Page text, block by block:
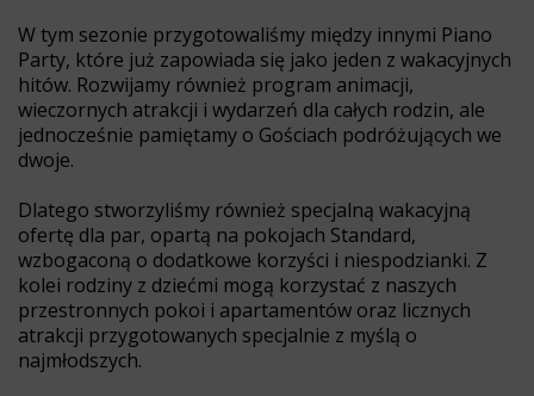
W tym sezonie przygotowaliśmy między innymi Piano
Party, które już zapowiada się jako jeden z wakacyjnych
hitów. Rozwijamy również program animacji,
wieczornych atrakcji i wydarzeń dla całych rodzin, ale
jednocześnie pamiętamy o Gościach podróżujących we
dwoje.
Dlatego stworzyliśmy również specjalną wakacyjną
ofertę dla par, opartą na pokojach Standard,
wzbogaconą o dodatkowe korzyści i niespodzianki. Z
kolei rodziny z dziećmi mogą korzystać z naszych
przestronnych pokoi i apartamentów oraz licznych
atrakcji przygotowanych specjalnie z myślą o
najmłodszych.